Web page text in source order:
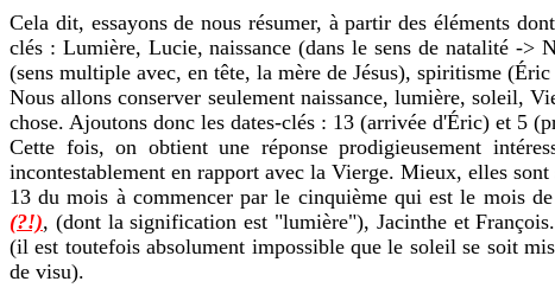
Cela dit, essayons de nous résumer, à partir des éléments
clés : Lumière, Lucie, naissance (dans le sens de natalité ->
(sens multiple avec, en tête, la mère de Jésus), spiritisme
Nous allons conserver seulement naissance, lumière, soleil,
chose. Ajoutons donc les dates-clés : 13 (arrivée d'Éric) et 5
Cette fois, on obtient une réponse prodigieusement
incontestablement en rapport avec la Vierge. Mieux, elles
13 du mois à commencer par le cinquième qui est le mois
(?!), (dont la signification est "lumière"), Jacinthe et
(il est toutefois absolument impossible que le soleil se soit
de visu).